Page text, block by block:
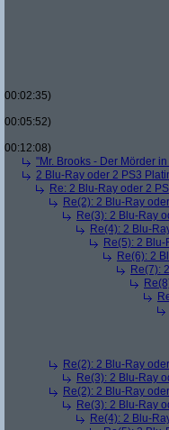
00:02:35)
00:05:52)
00:12:08)
"Mr. Brooks - Der Mörder
2 Blu-Ray oder 2 PS3
Re: 2 Blu-Ray oder 2
Re(2): 2 Blu-Ray
Re(3): 2 Blu-Ray
Re(4): 2 Blu-
Re(5): 2
Re(6): 2
Re(7):
Re(2): 2 Blu-Ray
Re(3): 2 Blu-Ray
Re(2): 2 Blu-Ray
Re(3): 2 Blu-Ray
Re(4): 2 Blu-